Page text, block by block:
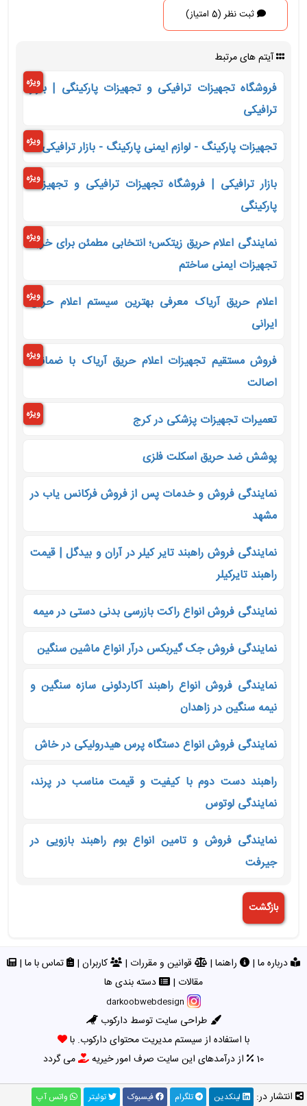
انتشار در: لینکدین تلگرام فیسبوک توئیتر واتس آپ
ثبت نظر (5 امتیاز)
آیتم های مرتبط
فروشگاه تجهیزات ترافیکی و تجهیزات پارکینگی | بازار
ترافیکی
ویژه
تجهیزات پارکینگ - لوازم ایمنی پارکینگ - بازار ترافیکیویژه
بازار ترافیکی | فروشگاه تجهیزات ترافیکی و تجهیزات
پارکینگی
ویژه
نمایندگی اعلام حریق زیتکس؛ انتخابی مطمئن برای خرید
تجهیزات ایمنی ساختم
ویژه
اعلام حریق آریاک معرفی بهترین سیستم اعلام حریق
ایرانی
ویژه
فروش مستقیم تجهیزات اعلام حریق آریاک با ضمانت
اصالت
ویژه
تعمیرات تجهیزات پزشکی در کرج ویژه
پوشش ضد حریق اسکلت فلزی
نمایندگی فروش و خدمات پس از فروش فرکانس یاب در
مشهد
نمایندگی فروش راهبند تایر کیلر در آران و بیدگل | قیمت
راهبند تایرکیلر
نمایندگی فروش انواع راکت بازرسی بدنی دستی در میمه
نمایندگی فروش جک گیربکس درآر انواع ماشین سنگین
نمایندگی فروش انواع راهبند آکاردئونی سازه سنگین و
نیمه سنگین در زاهدان
نمایندگی فروش انواع دستگاه پرس هیدرولیکی در خاش
راهبند دست دوم با کیفیت و قیمت مناسب در پرند،
نمایندگی لوتوس
نمایندگی فروش و تامین انواع بوم راهبند بازویی در
جیرفت
درباره ما | راهنما | قوانین و مقررات | کاربران | تماس با ما|
مقالات | دسته بندی ها
darkoobwebdesign
طراحی سایت توسط دارکوب
با استفاده از سیستم مدیریت محتوای دارکوب. با
10
از درآمدهای این سایت صرف امور خیریه می گردد